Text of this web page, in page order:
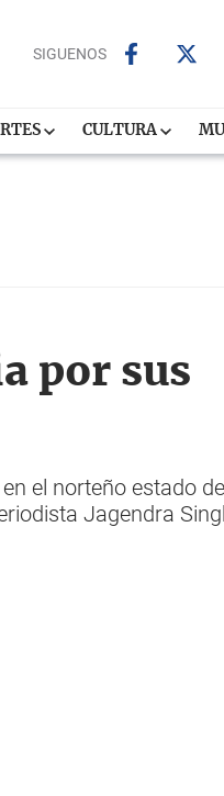
SIGUENOS
CULTURA
por sus
el norteño estado
Jagendra